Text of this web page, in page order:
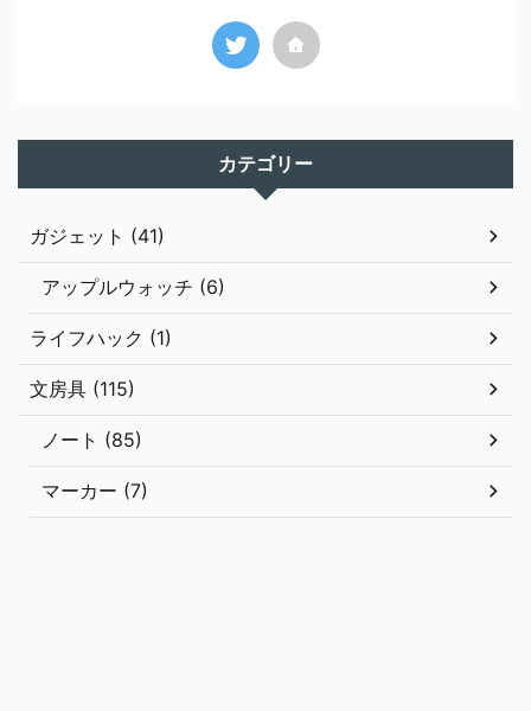
カテゴリー
ガジェット (41)
アップルウォッチ (6)
ライフハック (1)
文房具 (115)
ノート (85)
マーカー (7)